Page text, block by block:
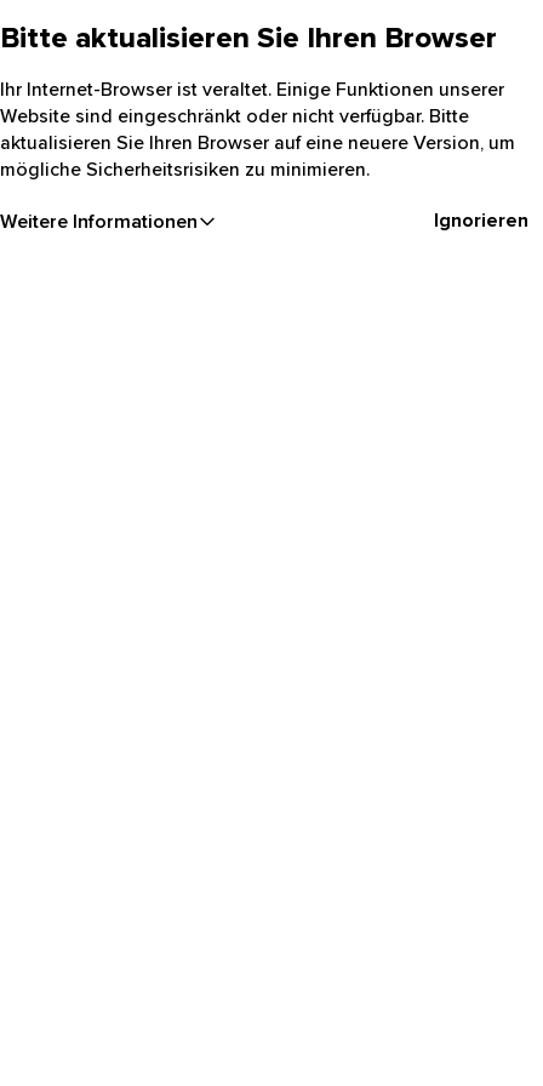
Bitte aktualisieren Sie Ihren Browser
Ihr Internet-Browser ist veraltet. Einige Funktionen unserer
Website sind eingeschränkt oder nicht verfügbar. Bitte
aktualisieren Sie Ihren Browser auf eine neuere Version, um
mögliche Sicherheitsrisiken zu minimieren.
Weitere Informationen Ignorieren